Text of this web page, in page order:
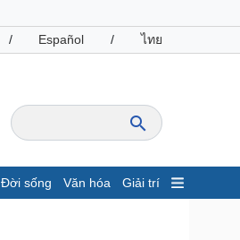
/ Español / ไทย
Đời sống Văn hóa Giải trí